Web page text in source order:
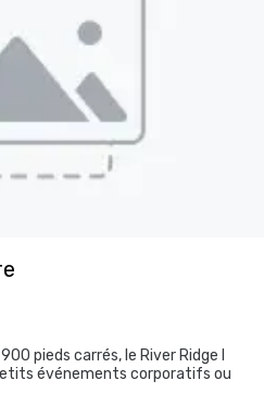
pieds carrés, le River Ridge I
événements corporatifs ou